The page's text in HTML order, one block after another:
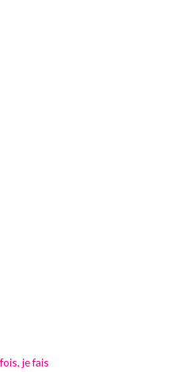
je fais